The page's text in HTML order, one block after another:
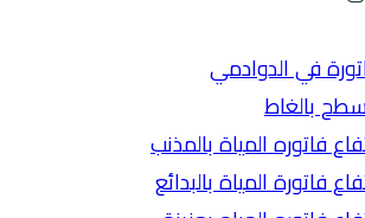
في الدوادمي
بالغاط
فاتوره المياة بالمذنب
فاتورة المياة بالبدائع